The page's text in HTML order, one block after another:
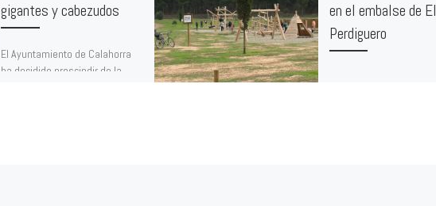
gigantes y cabezudos
El Ayuntamiento de Calahorra
ha decidido prescindir de la
en el embalse de El
Perdiguero